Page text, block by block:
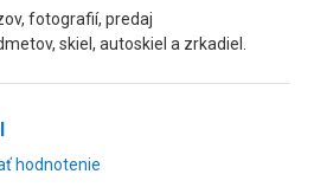
fotografií, predaj
skiel, autoskiel a zrkadiel.
hodnotenie